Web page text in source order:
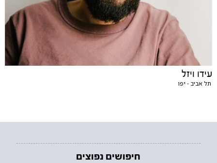
עידו ויזל
תל אביב - יפו
חיפושים נפוצים